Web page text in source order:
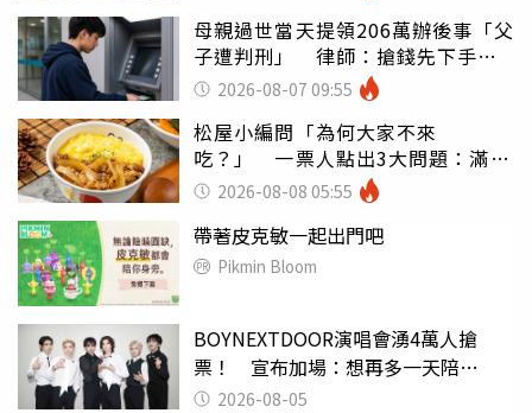
母親過世當天提領206萬辦後事「父
子遭判刑」 律師：搶錢先下手是
罪 2026-08-07 09:55
松屋小編問「為何大家不來
吃？」 一票人點出3大問題：滿手
好牌打到爛
2026-08-08 05:55
帶著皮克敏一起出門吧
Pikmin Bloom
BOYNEXTDOOR演唱會湧4萬人搶
票！ 宣布加場：想再多一天陪
ONEDOOR
2026-08-05